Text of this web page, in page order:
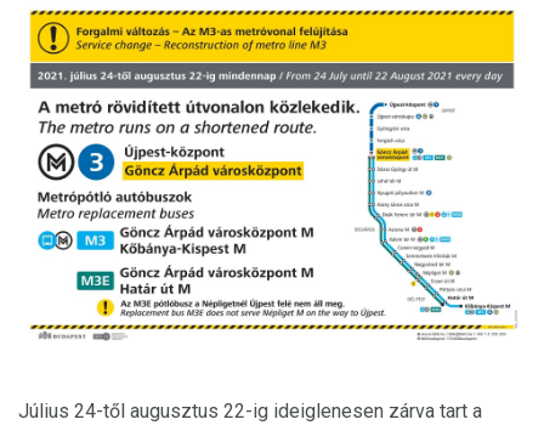
Július 24-től augusztus 22-ig ideiglenesen zárva tart a